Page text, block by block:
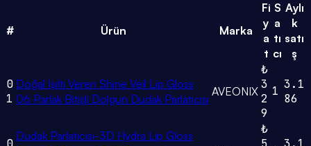
# Ürün Marka
Fi
y
a
t
S
a
tı
cı
Aylı
k
satı
ş
0
1
Doğal Işıltı Veren Shine Veil Lip Gloss
06 Parlak Bitişli Dolgun Dudak Parlatıcısı
AVEONIX
₺
3
2
9
1 3.1
86
Dudak Parlatıcısı-3D Hydra Lip Gloss
₺